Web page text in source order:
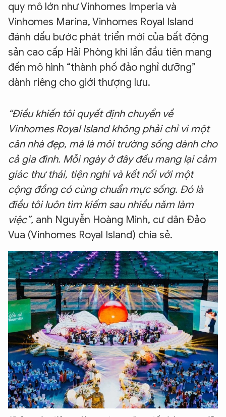
quy mô lớn như Vinhomes Imperia và
Vinhomes Marina, Vinhomes Royal Island
đánh dấu bước phát triển mới của bất động
sản cao cấp Hải Phòng khi lần đầu tiên mang
đến mô hình “thành phố đảo nghỉ dưỡng”
dành riêng cho giới thượng lưu.
“Điều khiến tôi quyết định chuyển về
Vinhomes Royal Island không phải chỉ vì một
căn nhà đẹp, mà là môi trường sống dành cho
cả gia đình. Mỗi ngày ở đây đều mang lại cảm
giác thư thái, tiện nghi và kết nối với một
cộng đồng có cùng chuẩn mực sống. Đó là
điều tôi luôn tìm kiếm sau nhiều năm làm
việc”, anh Nguyễn Hoàng Minh, cư dân Đảo
Vua (Vinhomes Royal Island) chia sẻ.